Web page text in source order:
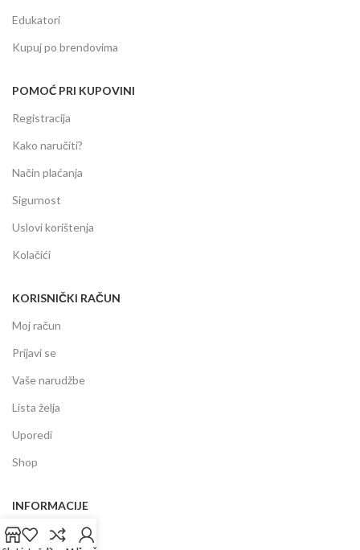
Edukatori
Kupuj po brendovima
POMOĆ PRI KUPOVINI
Registracija
Kako naručiti?
Način plaćanja
Sigurnost
Uslovi korištenja
Kolačići
KORISNIČKI RAČUN
Moj račun
Prijavi se
Vaše narudžbe
Lista želja
Uporedi
Shop
INFORMACIJE
Prodajni centar